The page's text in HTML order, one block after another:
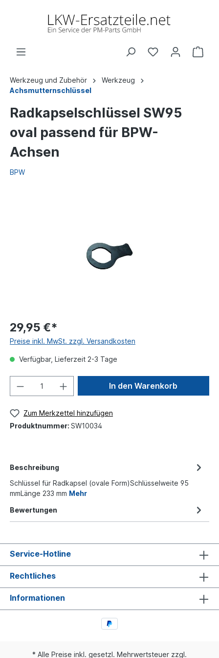
Werkzeug und Zubehör
Werkzeug
Achsmutternschlüssel
Radkapselschlüssel SW95
oval passend für BPW-
Achsen
BPW
29,95 €*
Preise inkl. MwSt. zzgl. Versandkosten
Verfügbar, Lieferzeit 2-3 Tage
In den Warenkorb
Zum Merkzettel hinzufügen
Produktnummer: SW10034
Beschreibung
Schlüssel für Radkapsel (ovale Form)Schlüsselweite 95
mmLänge 233 mm Mehr
Bewertungen
Service-Hotline
Rechtliches
Informationen
* Alle Preise inkl. gesetzl. Mehrwertsteuer zzgl.